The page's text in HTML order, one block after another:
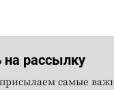
рассылку
самые